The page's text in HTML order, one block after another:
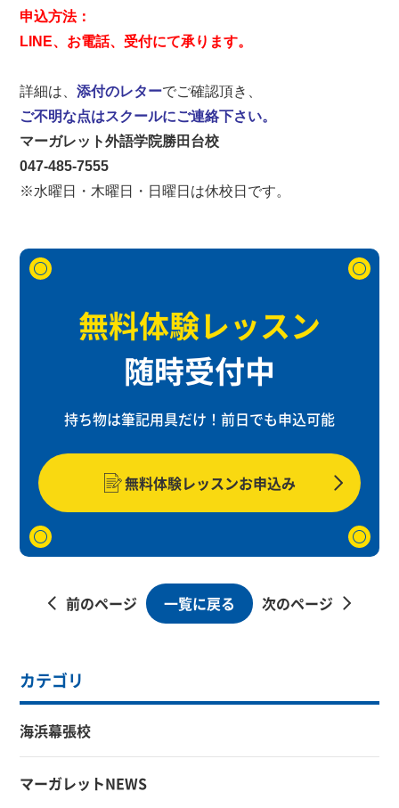
申込方法：
LINE、お電話、受付にて承ります。
詳細は、添付のレター
ご不明な点はスクールにご連絡下さい。
マーガレット外語学院勝田台校
047-485-7555
※水曜日・木曜日・日曜
無料体験レッスン
随時受付中
持ち物は筆記用具だけ！ 前日でも申込可能
無料体験レッスンお申込み
前のページ 一覧に戻る 次のページ
カテゴリ
海浜幕張校
マーガレットNEWS